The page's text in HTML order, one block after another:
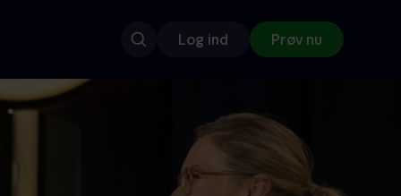
Log ind Prøv nu